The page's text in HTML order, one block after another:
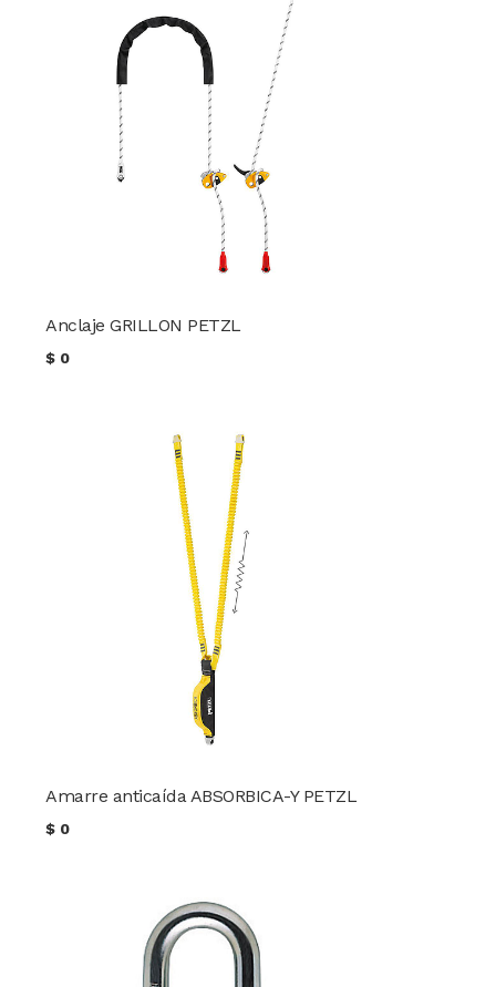
Anclaje GRILLON PETZL
$ 0
Amarre anticaída ABSORBICA-Y PETZL
$ 0